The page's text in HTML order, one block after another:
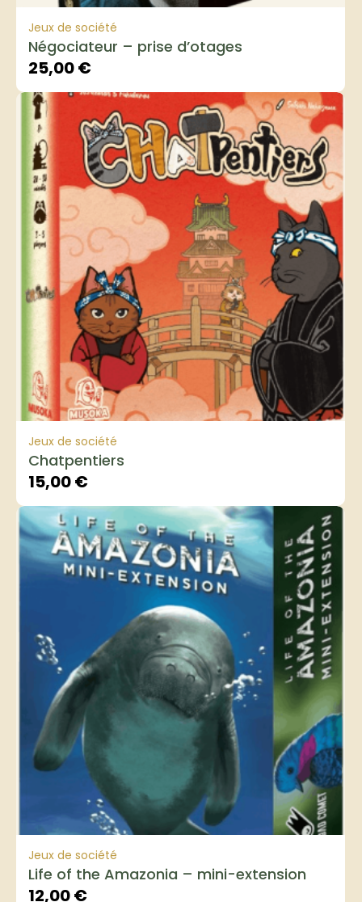
Jeux de société
Négociateur – prise d’otages
25,00€
Jeux de société
Chatpentiers
15,00€
Jeux de société
Life of the Amazonia – mini-extension
12,00€